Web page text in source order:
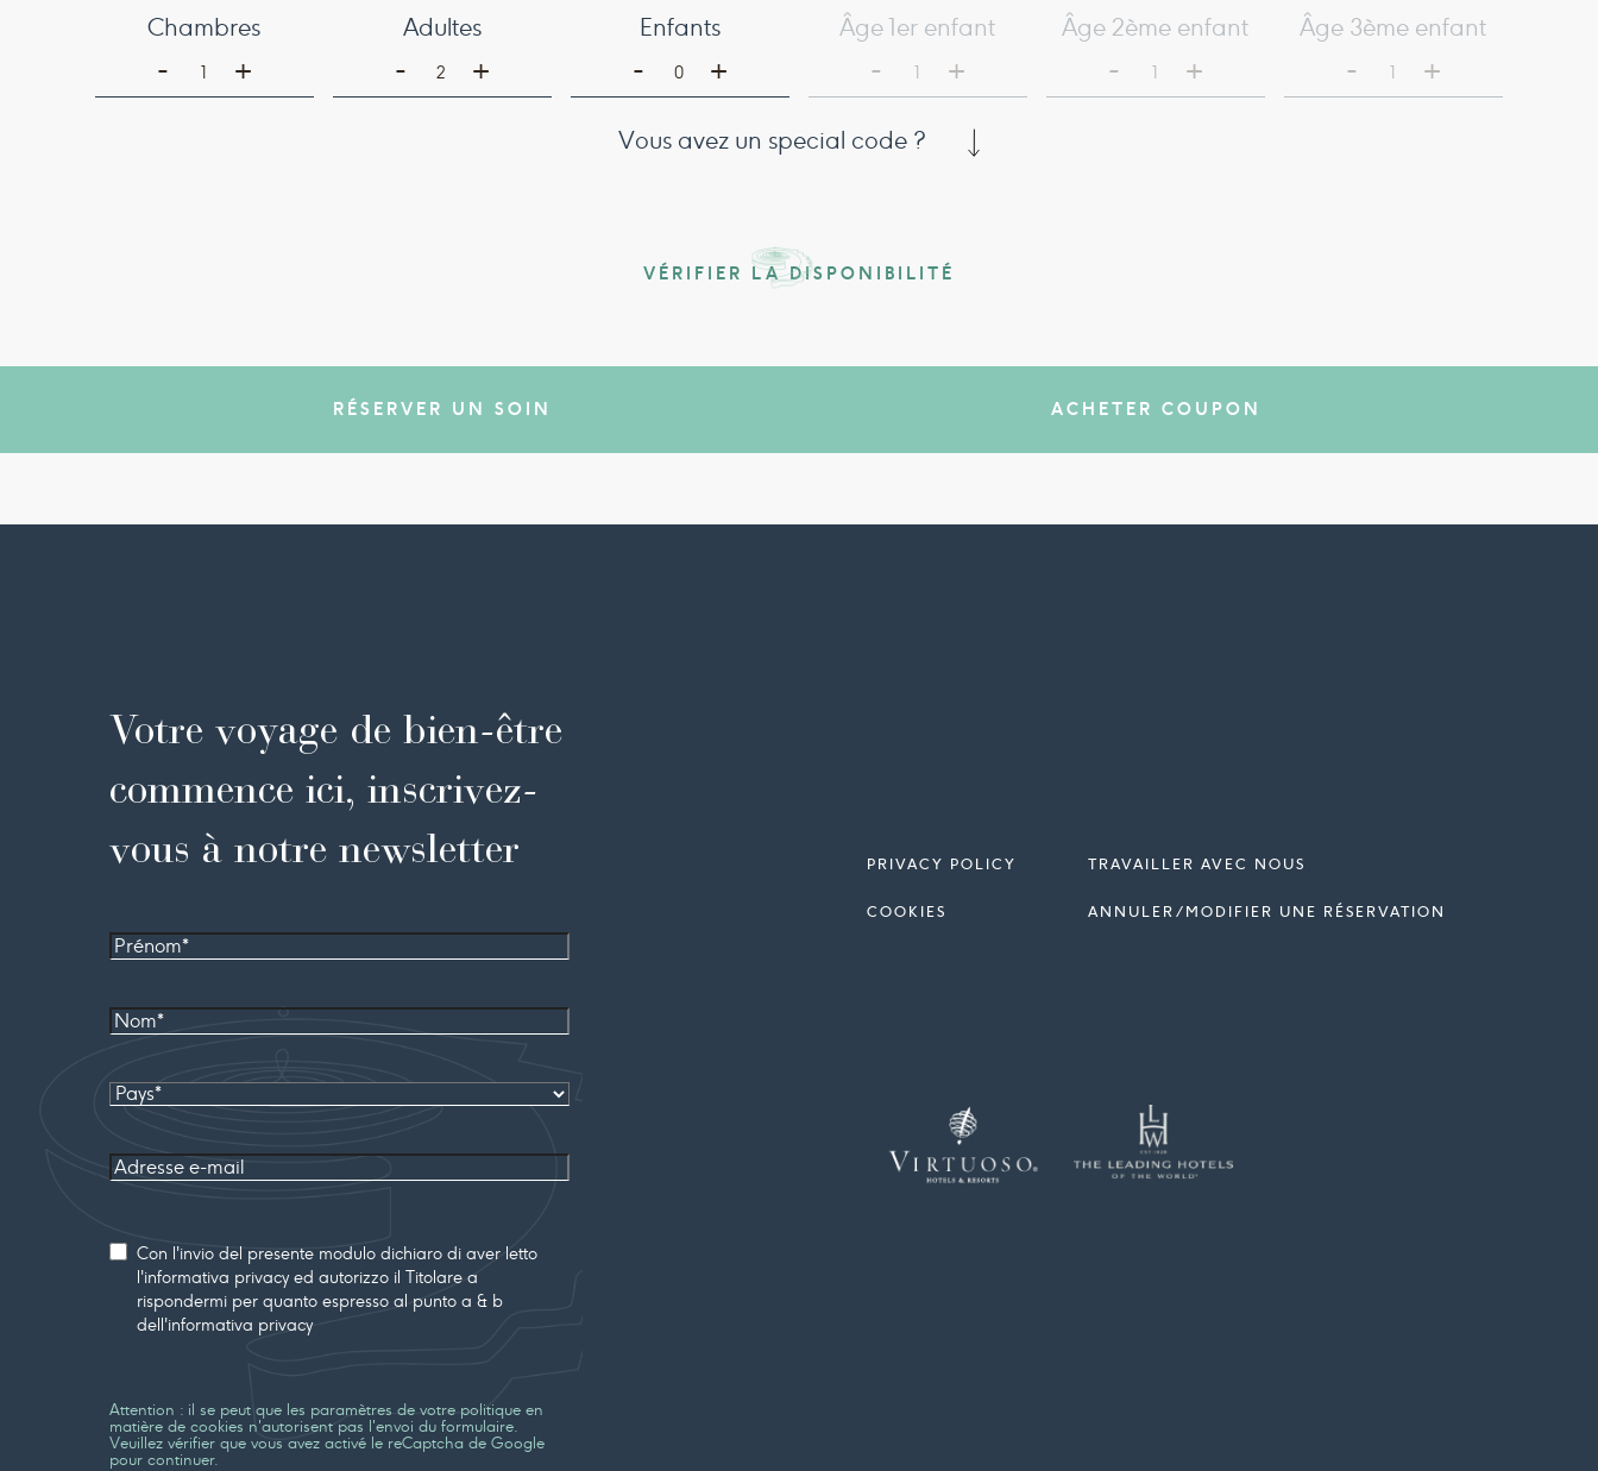
Chambres
1 +
Adultes
2 +
Enfants
0 +
Âge 1er enfant
1 +
Âge 2ème enfant
1 +
Âge 3ème enfant
1 +
Vous avez un special code ?
VÉRIFIER LA DISPONIBILITÉ
RÉSERVER UN SOIN ACHETER COUPON
Votre voyage de bien-être
commence ici, inscrivez-
vous à notre newsletter
Prénom
Nom*
Pays
Adresse
e-mail
Con l'invio del presente modulo dichiaro di aver letto
l'informativa privacy ed autorizzo il Titolare a
rispondermi per quanto espresso al punto a & b
dell'informativa privacy
Attention : il se peut que les paramètres de votre politique en
matière de cookies n'autorisent pas l'envoi du formulaire.
Veuillez vérifier que vous avez activé le reCaptcha de Google
pour continuer.
ANNULER/MODIFIER UNE RÉSERVATION